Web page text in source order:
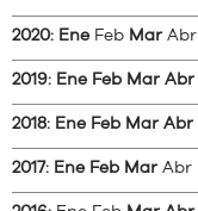
2020: Ene Feb Mar Abr
2019: Ene Feb Mar Abr
2018: Ene Feb Mar Abr
2017: Ene Feb Mar Abr